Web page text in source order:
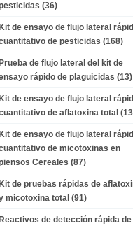
(36)
Kit de ensayo de flujo lateral
de pesticidas (168)
Prueba de flujo lateral del kit de
rápido de plaguicidas (13)
Kit de ensayo de flujo lateral
de aflatoxina total
Kit de ensayo de flujo lateral
de micotoxinas en
Cereales (87)
Kit de pruebas rápidas de
micotoxina total (91)
Reactivos de detección rápida de